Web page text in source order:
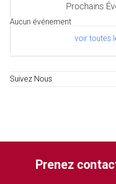
Prochains
Aucun événement
voir toutes
Suivez Nous
Prenez